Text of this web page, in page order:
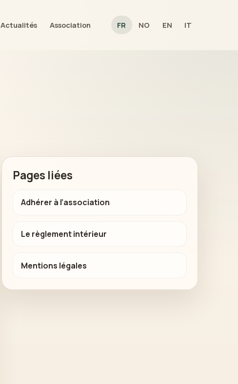
Actualités Association FR NO EN IT
Pages liées
Adhérer à l’association
Le règlement intérieur
Mentions légales